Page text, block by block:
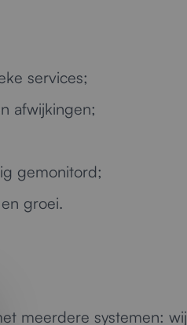
services;
afwijkingen;
gemonitord;
groei.
meerdere systemen: wij